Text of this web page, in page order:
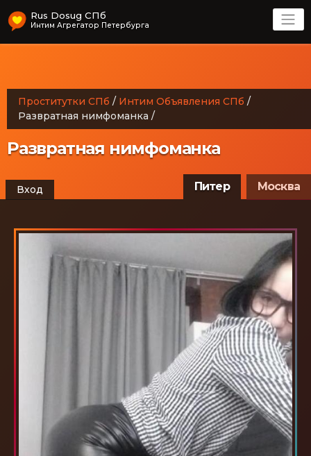
Rus Dosug СПб
Проститутки СПб / Интим Объявления СПб /
Развратная нимфоманка /
Развратная нимфоманка
Вход Москва
Питер